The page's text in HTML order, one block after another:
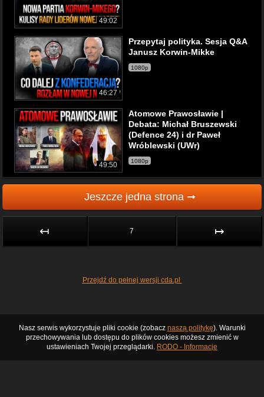
49:02
46:27
Przepytaj polityka. Sesja Q&A
Janusz Korwin-Mikke
1080p
49:50
Atomowe Prawosławie |
Debata: Michał Bruszewski
(Defence 24) i dr Paweł
Wróblewski (UWr)
1080p
Jeszcze jedna strona ➞
↤ 7 ↦
Przejdź do pełnej wersji cda.pl
Nasz serwis wykorzystuje pliki cookie (zobacz naszą politykę). Warunki
przechowywania lub dostępu do plików cookies możesz zmienić w
ustawieniach Twojej przeglądarki. RODO - Informacje